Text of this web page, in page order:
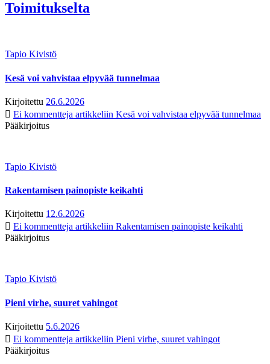
Toimitukselta
Tapio Kivistö
Kesä voi vahvistaa elpyvää tunnelmaa
Kirjoitettu 26.6.2026
Ei kommentteja artikkeliin Kesä voi vahvistaa elpyvää tunnelmaa
Pääkirjoitus
Tapio Kivistö
Rakentamisen painopiste keikahti
Kirjoitettu 12.6.2026
Ei kommentteja artikkeliin Rakentamisen painopiste keikahti
Pääkirjoitus
Tapio Kivistö
Pieni virhe, suuret vahingot
Kirjoitettu 5.6.2026
Ei kommentteja artikkeliin Pieni virhe, suuret vahingot
Pääkirjoitus